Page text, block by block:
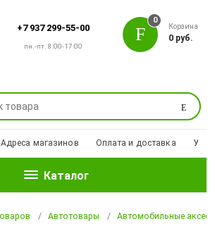
+7 937 299-55-00
пн.-пт. 8:00-17:00
Поиск
0
Корзина
0 руб.
Адреса магазинов Оплата и доставка
Каталог
Автотовары Автомобильные